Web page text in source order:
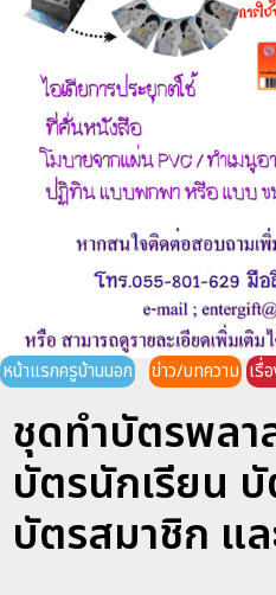
หน้าแรกครูบ้านนอก ข่าว/บทความ เรื่
ชุดทำบัตรพลา
บัตรนักเรียน
บัตรสมาชิก แ